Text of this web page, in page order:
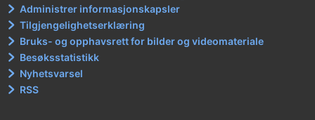
Administrer informasjonskapsler
Tilgjengelighetserklæring
Bruks- og opphavsrett for bilder og videomateriale
Besøksstatistikk
Nyhetsvarsel
RSS